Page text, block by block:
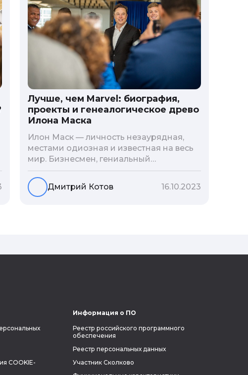
Лучше, чем Marvel: биография,
проекты и генеалогическое древо
Илона Маска
Илон Маск — личность незаурядная,
местами одиозная и известная на весь
мир. Бизнесмен, гениальный
изобретатель и миллиардер, живой
прообраз экранного Железного
человека — настоящий супергерой в
поделиться с читателями блога фактами
Дмитрий Котов 16.10.2023
COOKIE-
Информация о ПО
Реестр российского программного
обеспечения
Реестр персональных данных
Участник Сколково